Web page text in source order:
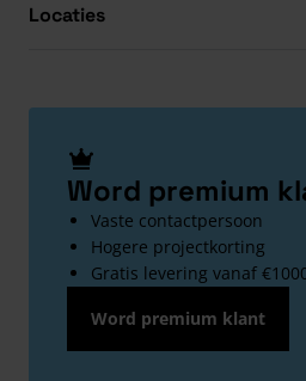
Locaties
Word premium
Vaste contactpersoon
Hogere projectkorting
Gratis levering vanaf
Word premium klant